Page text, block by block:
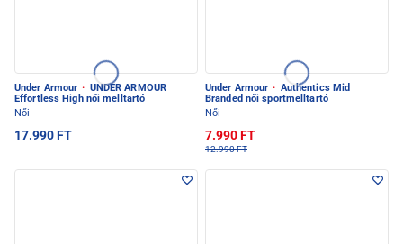
Under Armour · UNDER ARMOUR
Effortless High női melltartó
Női
17.990 FT
Under Armour · Authentics Mid
Branded női sportmelltartó
Női
7.990 FT
12.990 FT